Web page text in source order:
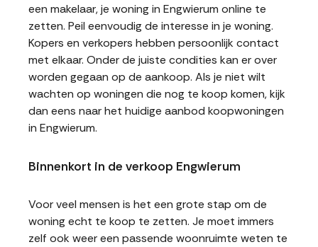
een makelaar, je woning in Engwierum online te
zetten. Peil eenvoudig de interesse in je woning.
Kopers en verkopers hebben persoonlijk contact
met elkaar. Onder de juiste condities kan er over
worden gegaan op de aankoop. Als je niet wilt
wachten op woningen die nog te koop komen, kijk
dan eens naar het huidige aanbod koopwoningen
in Engwierum.
Binnenkort in de verkoop Engwierum
Voor veel mensen is het een grote stap om de
woning echt te koop te zetten. Je moet immers
zelf ook weer een passende woonruimte weten te